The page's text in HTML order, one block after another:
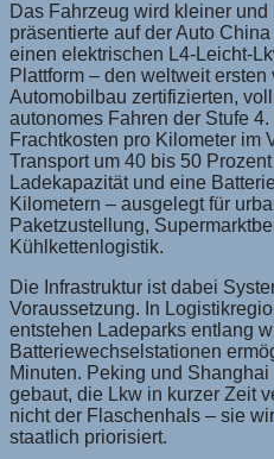
Das Fahrzeug wird kleiner und
präsentierte auf der Auto
einen elektrischen L4-Leicht-
Plattform – den weltweit
Automobilbau zertifizierten,
autonomes Fahren der Stufe
Frachtkosten pro Kilometer im
Transport um 40 bis 50
Ladekapazität und eine
Kilometern – ausgelegt für
Paketzustellung,
Kühlkettenlogistik.
Die Infrastruktur ist dabei
Voraussetzung. In
entstehen Ladeparks entlang
Batteriewechselstationen
Minuten. Peking und
gebaut, die Lkw in kurzer Zeit
nicht der Flaschenhals – sie
staatlich priorisiert.